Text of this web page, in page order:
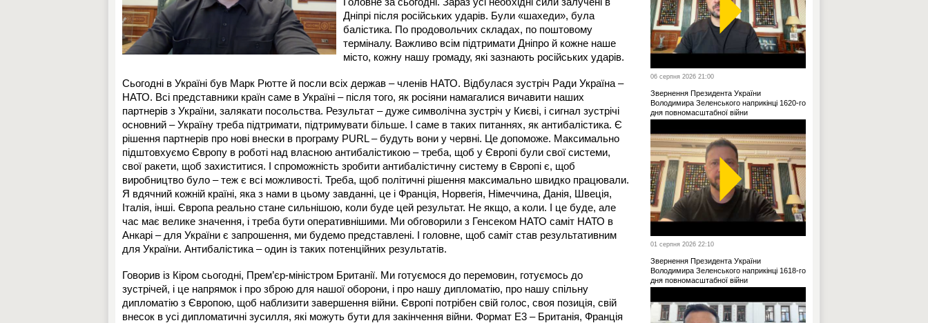
Дніпрі після російських ударів. Були «шахеди», була
балістика. По продовольчих складах, по поштовому
терміналу. Важливо всім підтримати Дніпро й кожне наше
місто, кожну нашу громаду, які зазнають російських ударів.
Сьогодні в Україні був Марк Рютте й посли всіх держав – членів НАТО. Відбулася зустріч Ради Україна –
НАТО. Всі представники країн саме в Україні – після того, як росіяни намагалися вичавити наших
партнерів з України, залякати посольства. Результат – дуже символічна зустріч у Києві, і сигнал зустрічі
основний – Україну треба підтримати, підтримувати більше. І саме в таких питаннях, як антибалістика. Є
рішення партнерів про нові внески в програму PURL – будуть вони у червні. Це допоможе. Максимально
підштовхуємо Європу в роботі над власною антибалістикою – треба, щоб у Європі були свої системи,
свої ракети, щоб захиститися. І спроможність зробити антибалістичну систему в Європі є, щоб
виробництво було – теж є всі можливості. Треба, щоб політичні рішення максимально швидко працювали.
Я вдячний кожній країні, яка з нами в цьому завданні, це і Франція, Норвегія, Німеччина, Данія, Швеція,
Італія, інші. Європа реально стане сильнішою, коли буде цей результат. Не якщо, а коли. І це буде, але
час має велике значення, і треба бути оперативнішими. Ми обговорили з Генсеком НАТО саміт НАТО в
Анкарі – для України є запрошення, ми будемо представлені. І головне, щоб саміт став результативним
для України. Антибалістика – один із таких потенційних результатів.
Говорив із Кіром сьогодні, Прем’єр-міністром Британії. Ми готуємося до перемовин, готуємось до
зустрічей, і це напрямок і про зброю для нашої оборони, і про нашу дипломатію, про нашу спільну
дипломатію з Європою, щоб наблизити завершення війни. Європі потрібен свій голос, своя позиція, свій
внесок в усі дипломатичні зусилля, які можуть бути для закінчення війни. Формат Е3 – Британія, Франція
06 серпня 2026 21:00
Звернення Президента України
Володимира Зеленського наприкінці 1620-го
дня повномасштабної війни
01 серпня 2026 22:10
Звернення Президента України
Володимира Зеленського наприкінці 1618-го
дня повномасштабної війни